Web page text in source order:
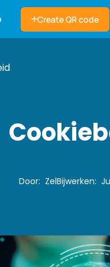
Create QR code
Door: ZelBijwerken: